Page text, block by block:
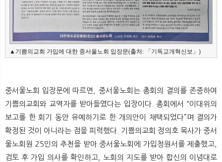
▲기쁨의교회 가입에 대한 중서울노회 입장문(출처: 「기독교개혁신보」)
중서울노회 입장문에 따르면, 중서울노회는 총회의 결의를 존중하여
기쁨의교회와 교역자를 받아들였다는 입장이다. 총회에서 “이대위의
보고를 한 회기 동안 유예하기로 한 개의안이 채택되었다”며 결의가
확정된 것이 아니라는 점을 피력했다. 기쁨의교회 정의호 목사가 중서
울노회원 25인의 추천을 받아 중서울노회에 가입청원서를 제출했고,
검토 후 가입 의사를 확인하고, 노회의 지도를 받아 합신의 이념대로